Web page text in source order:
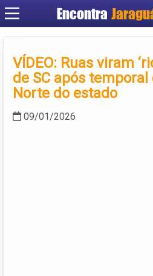
Encontra
Criar
VÍDEO: Ruas viram
de SC após
Norte do estado
09/01/2026